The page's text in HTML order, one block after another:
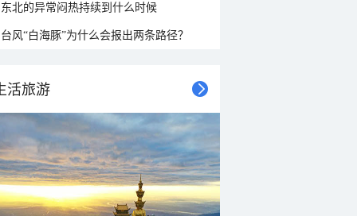
东北的异常闷热持续到什么时候
台风“白海豚”为什么会报出两条路径？
活旅游